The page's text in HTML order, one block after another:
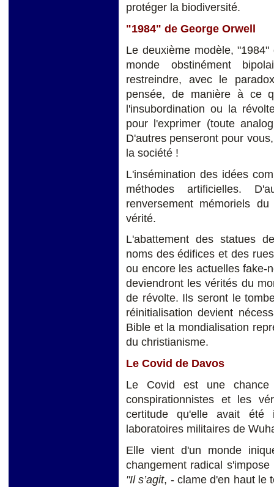
protéger la biodiversité.
"1984" de George Orwell
Le deuxième modèle,
monde obstinément
restreindre, avec le
pensée, de manière à ce
l'insubordination ou la
pour l'exprimer (toute
D'autres penseront pour
la société !
L'insémination des idées
méthodes artificielles.
renversement mémoriels
vérité.
L'abattement des statues
noms des édifices et des
ou encore les actuelles fake-
deviendront les vérités du
de révolte. Ils seront le
réinitialisation devient
Bible et la mondialisation
du christianisme.
Le Covid de Davos
Le Covid est une
conspirationnistes et les
certitude qu'elle avait été
laboratoires militaires de
Elle vient d'un monde
changement radical
"Il s’agit, - clame d'en haut le